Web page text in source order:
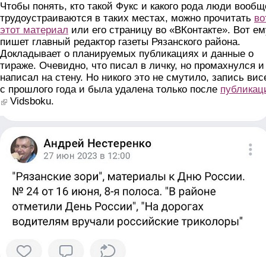
Чтобы понять, кто такой Фукс и какого рода люди
трудоустраиваются в таких местах, можно прочитать
этот материал или его страницу во «ВКонтакте». Вот
пишет главный редактор газеты Рязанского района.
Докладывает о планируемых публикациях и данные о
тираже. Очевидно, что писал в личку, но промахнулся и
написал на стену. Но никого это не смутило, запись
с прошлого года и была удалена только после
(link is external)
Vidsboku.